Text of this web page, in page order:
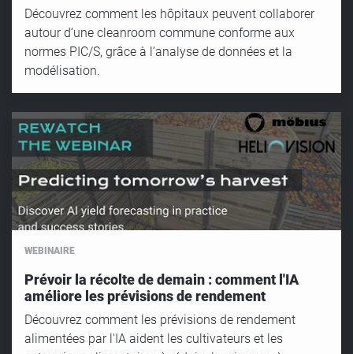
Découvrez comment les hôpitaux peuvent collaborer
autour d’une cleanroom commune conforme aux
normes PIC/S, grâce à l’analyse de données et la
modélisation.
WEBINAIRE
Prévoir la récolte de demain : comment l'IA
améliore les prévisions de rendement
Découvrez comment les prévisions de rendement
alimentées par l'IA aident les cultivateurs et les